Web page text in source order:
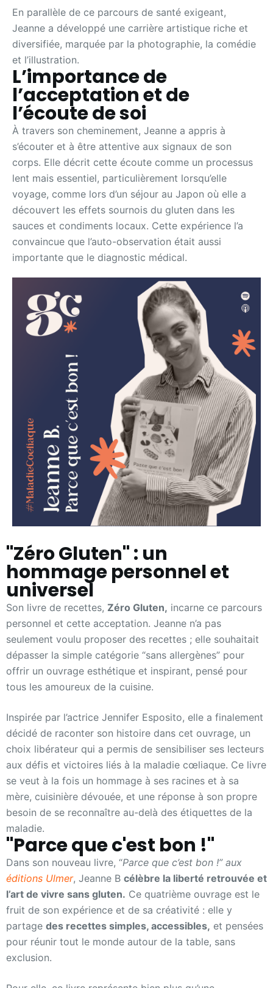
En parallèle de ce parcours de santé exigeant,
Jeanne a développé une carrière artistique riche et
diversifiée, marquée par la photographie, la comédie
et l’illustration.
L’importance de
l’acceptation et de
l’écoute de soi
À travers son cheminement, Jeanne a appris à
s’écouter et à être attentive aux signaux de son
corps. Elle décrit cette écoute comme un processus
lent mais essentiel, particulièrement lorsqu’elle
voyage, comme lors d’un séjour au Japon où elle a
découvert les effets sournois du gluten dans les
sauces et condiments locaux. Cette expérience l’a
convaincue que l’auto-observation était aussi
importante que le diagnostic médical.
"Zéro Gluten" : un
hommage personnel et
universel
Son livre de recettes, Zéro Gluten, incarne ce parcours
personnel et cette acceptation. Jeanne n’a pas
seulement voulu proposer des recettes ; elle souhaitait
dépasser la simple catégorie “sans allergènes” pour
offrir un ouvrage esthétique et inspirant, pensé pour
tous les amoureux de la cuisine.
Inspirée par l’actrice Jennifer Esposito, elle a finalement
décidé de raconter son histoire dans cet ouvrage, un
choix libérateur qui a permis de sensibiliser ses lecteurs
aux défis et victoires liés à la maladie cœliaque. Ce livre
se veut à la fois un hommage à ses racines et à sa
mère, cuisinière dévouée, et une réponse à son propre
besoin de se reconnaître au-delà des étiquettes de la
maladie.
"Parce que c'est bon !"
Dans son nouveau livre, “Parce que c’est bon !” aux
éditions Ulmer, Jeanne B célèbre la liberté retrouvée et
l’art de vivre sans gluten. Ce quatrième ouvrage est le
fruit de son expérience et de sa créativité : elle y
partage des recettes simples, accessibles, et pensées
pour réunir tout le monde autour de la table, sans
exclusion.